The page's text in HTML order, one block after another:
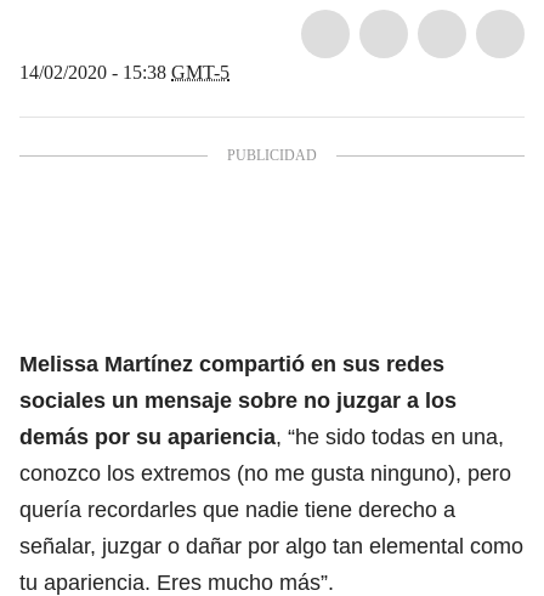
14/02/2020 - 15:38 GMT-5
Melissa Martínez compartió en sus redes
sociales un mensaje sobre no juzgar a los
demás por su apariencia, “he sido todas en una,
conozco los extremos (no me gusta ninguno), pero
quería recordarles que nadie tiene derecho a
señalar, juzgar o dañar por algo tan elemental como
tu apariencia. Eres mucho más”.